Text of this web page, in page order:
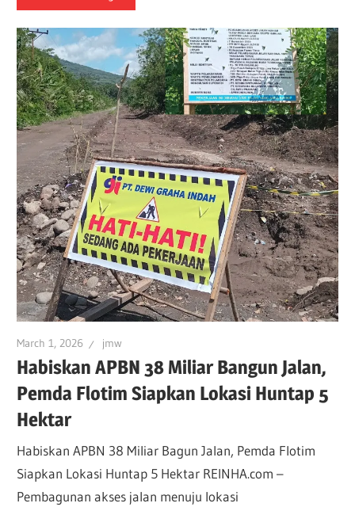
March 1, 2026 jmw
Habiskan APBN 38 Miliar Bangun Jalan,
Pemda Flotim Siapkan Lokasi Huntap 5
Hektar
Habiskan APBN 38 Miliar Bagun Jalan, Pemda Flotim
Siapkan Lokasi Huntap 5 Hektar REINHA.com –
Pembagunan akses jalan menuju lokasi